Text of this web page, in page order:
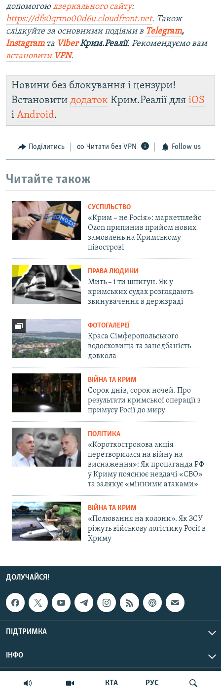
КТА РУС
допомогою дзеркального сайту:
https://dfs0qrmo00d6u.cloudfront.net. Також
слідкуйте за основними подіями в Telegram,
Instagramта ViberКрим.Реалії. Рекомендуємо вам
встановити VPN.
Новини без блокування і цензури!
Встановити додаток Крим.Реалії для iOS
і Android.
Поділитись Читати без VPN Follow us
Читайте також
СУСПІЛЬСТВО
«Крим – не Росія»: маркетплейс
Ozon припинив прийом нових
замовлень на Кримському
півострові
ПРАВА ЛЮДИНИ
Мить – і ти шпигун. Як у
кримських судах розглядають
звинувачення в держзраді
ФОТОГАЛЕРЕЇ
Краса Сімферопольського
водосховища та занедбаність
довкола
ВІЙНА ТА КРИМ
Сорок днів, сорок ночей. Про
результати кримської операції з
примусу Росії до миру
ПОЛІТИКА
«Короткострокова акція
перетворилася на війну на
виснаження»: Як пропаганда РФ
у Криму пояснює невдачі «СВО»
та залякує «мінними атаками»
ВІЙНА ТА КРИМ
«Полювання на колони». Як ЗСУ
ріжуть військову логістику Росії в
Криму
ДОЛУЧАЙСЯ!
ПІДТРИМКА
ІНФО
© Крим.Реалії, 2026 | Усі права застережено.